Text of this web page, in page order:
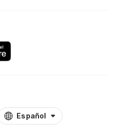
Español